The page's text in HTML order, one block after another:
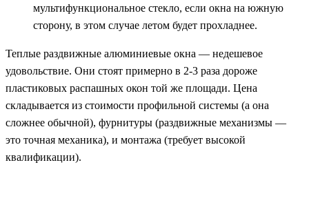
мультифункциональное стекло, если окна на южную
сторону, в этом случае летом будет прохладнее.
Теплые раздвижные алюминиевые окна — недешевое
удовольствие. Они стоят примерно в 2-3 раза дороже
пластиковых распашных окон той же площади. Цена
складывается из стоимости профильной системы (а она
сложнее обычной), фурнитуры (раздвижные механизмы —
это точная механика), и монтажа (требует высокой
квалификации).